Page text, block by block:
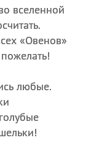
вселенной
«Овенов»
любые.